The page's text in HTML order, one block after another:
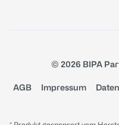
© 2026 BIPA
AGB Impressum